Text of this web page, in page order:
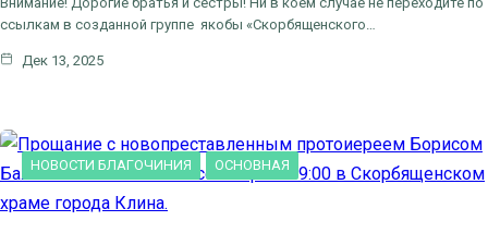
ссылкам в созданной группе якобы «Скорбященского…
Дек 13, 2025
НОВОСТИ БЛАГОЧИНИЯ ОСНОВНАЯ